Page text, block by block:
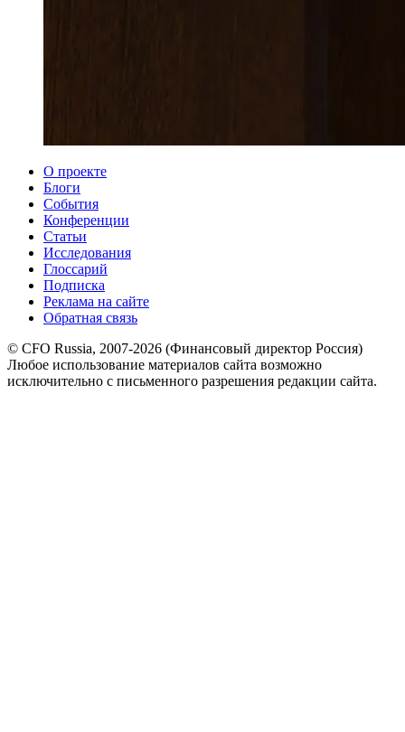
О проекте
Блоги
События
Конференции
Статьи
Исследования
Глоссарий
Подписка
Реклама на сайте
Обратная связь
© CFO Russia, 2007-2026 (Финансовый директор Россия)
Любое использование материалов сайта возможно
исключительно с письменного разрешения редакции сайта.